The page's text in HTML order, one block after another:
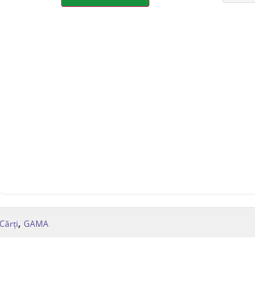
Cărți, GAMA